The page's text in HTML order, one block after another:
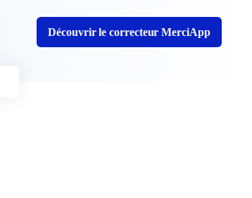
Découvrir le correcteur MerciApp